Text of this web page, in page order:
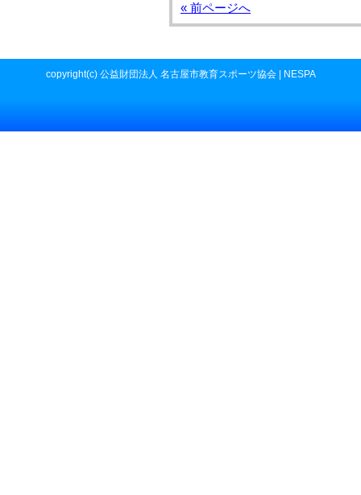
« 前ページへ
copyright(c) 公益財団法人 名古屋市教育スポーツ協会 | NESPA